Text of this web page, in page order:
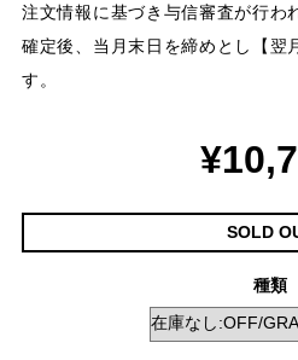
注文情報に基づき与信審査が行わ
確定後、当月末日を締めとし【翌
す。
SOLD
種類